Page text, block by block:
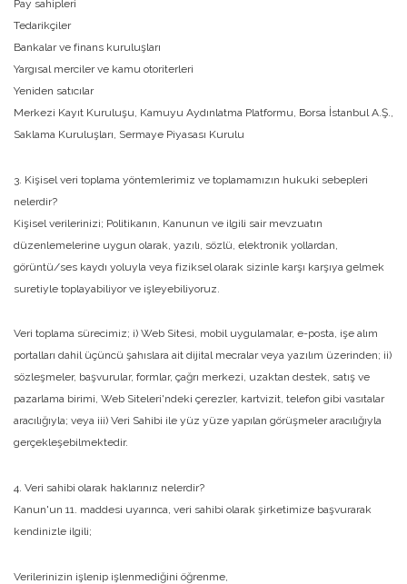
Pay sahipleri
Tedarikçiler
Bankalar ve finans kuruluşları
Yargısal merciler ve kamu otoriterleri
Yeniden satıcılar
Merkezi Kayıt Kuruluşu, Kamuyu Aydınlatma Platformu, Borsa İstanbul A.Ş.,
Saklama Kuruluşları, Sermaye Piyasası Kurulu
3. Kişisel veri toplama yöntemlerimiz ve toplamamızın hukuki sebepleri
nelerdir?
Kişisel verilerinizi; Politikanın, Kanunun ve ilgili sair mevzuatın
düzenlemelerine uygun olarak, yazılı, sözlü, elektronik yollardan,
görüntü/ses kaydı yoluyla veya fiziksel olarak sizinle karşı karşıya gelmek
suretiyle toplayabiliyor ve işleyebiliyoruz.
Veri toplama sürecimiz; i) Web Sitesi, mobil uygulamalar, e-posta, işe alım
portalları dahil üçüncü şahıslara ait dijital mecralar veya yazılım üzerinden; ii)
sözleşmeler, başvurular, formlar, çağrı merkezi, uzaktan destek, satış ve
pazarlama birimi, Web Siteleri'ndeki çerezler, kartvizit, telefon gibi vasıtalar
aracılığıyla; veya iii) Veri Sahibi ile yüz yüze yapılan görüşmeler aracılığıyla
gerçekleşebilmektedir.
4. Veri sahibi olarak haklarınız nelerdir?
Kanun'un 11. maddesi uyarınca, veri sahibi olarak şirketimize başvurarak
kendinizle ilgili;
Verilerinizin işlenip işlenmediğini öğrenme,